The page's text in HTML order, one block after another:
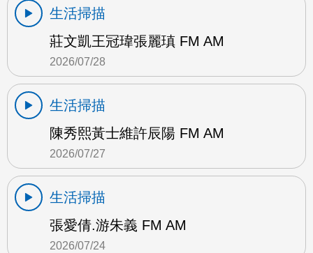
生活掃描
莊文凱王冠瑋張麗瑱 FM AM
2026/07/28
生活掃描
陳秀熙黃士維許辰陽 FM AM
2026/07/27
生活掃描
張愛倩.游朱義 FM AM
2026/07/24